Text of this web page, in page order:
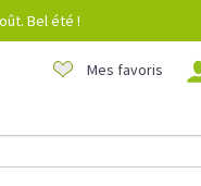
Bel été !
Mes favoris